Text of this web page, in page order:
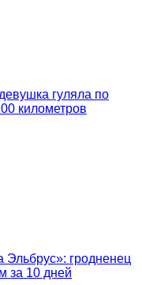
гуляла по
километров
гродненец
за 10 дней